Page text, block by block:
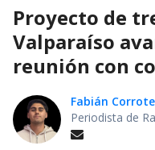
Proyecto de
Valparaíso
reunión con
Fabián
Periodista de